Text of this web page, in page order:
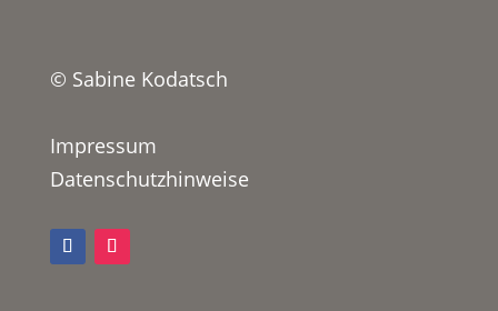
© Sabine Kodatsch
Impressum
Datenschutzhinweise